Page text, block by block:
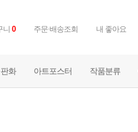
니 0 주문·배송조회 내 좋아요
화 아트포스터 작품분류